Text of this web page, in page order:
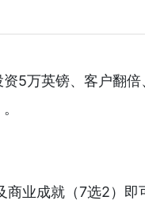
生顺...
5万英镑、客户翻
商业成就（7选2）即